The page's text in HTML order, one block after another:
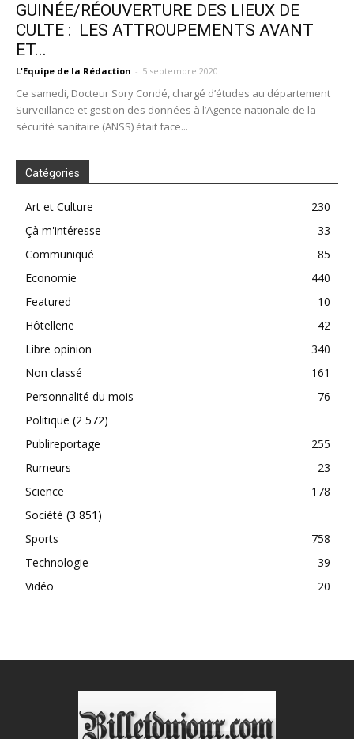
GUINÉE/RÉOUVERTURE DES LIEUX DE
CULTE : LES ATTROUPEMENTS AVANT
ET...
L'Equipe de la Rédaction - 5 septembre 2020
Ce samedi, Docteur Sory Condé, chargé d’études au département
Surveillance et gestion des données à l’Agence nationale de la
sécurité sanitaire (ANSS) était face...
Catégories
Art et Culture
230
Çà m'intéresse
33
Communiqué
85
Economie
440
Featured
10
Hôtellerie
42
Libre opinion
340
Non classé
161
Personnalité du mois
76
Politique (2 572)
Publireportage
255
Rumeurs
23
Science
178
Société (3 851)
Sports
758
Technologie
39
Vidéo
20